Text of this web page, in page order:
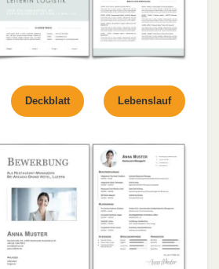
Deckblatt Lebenslauf